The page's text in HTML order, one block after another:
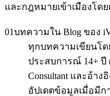
และกฎหมายเข้าเมืองโดย
01บทความใน Blog ของ
ทุกบทความเขียนโ
ประสบการณ์ 14+ ปี
Consultant และอ้า
อัปเดตข้อมูลเมื่อมีก